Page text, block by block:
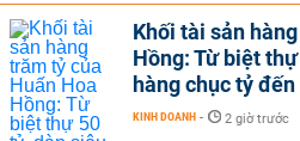
Khối tài sản
Hồng: Từ biệt
hàng chục tỷ
KINH DOANH - 2 giờ trước